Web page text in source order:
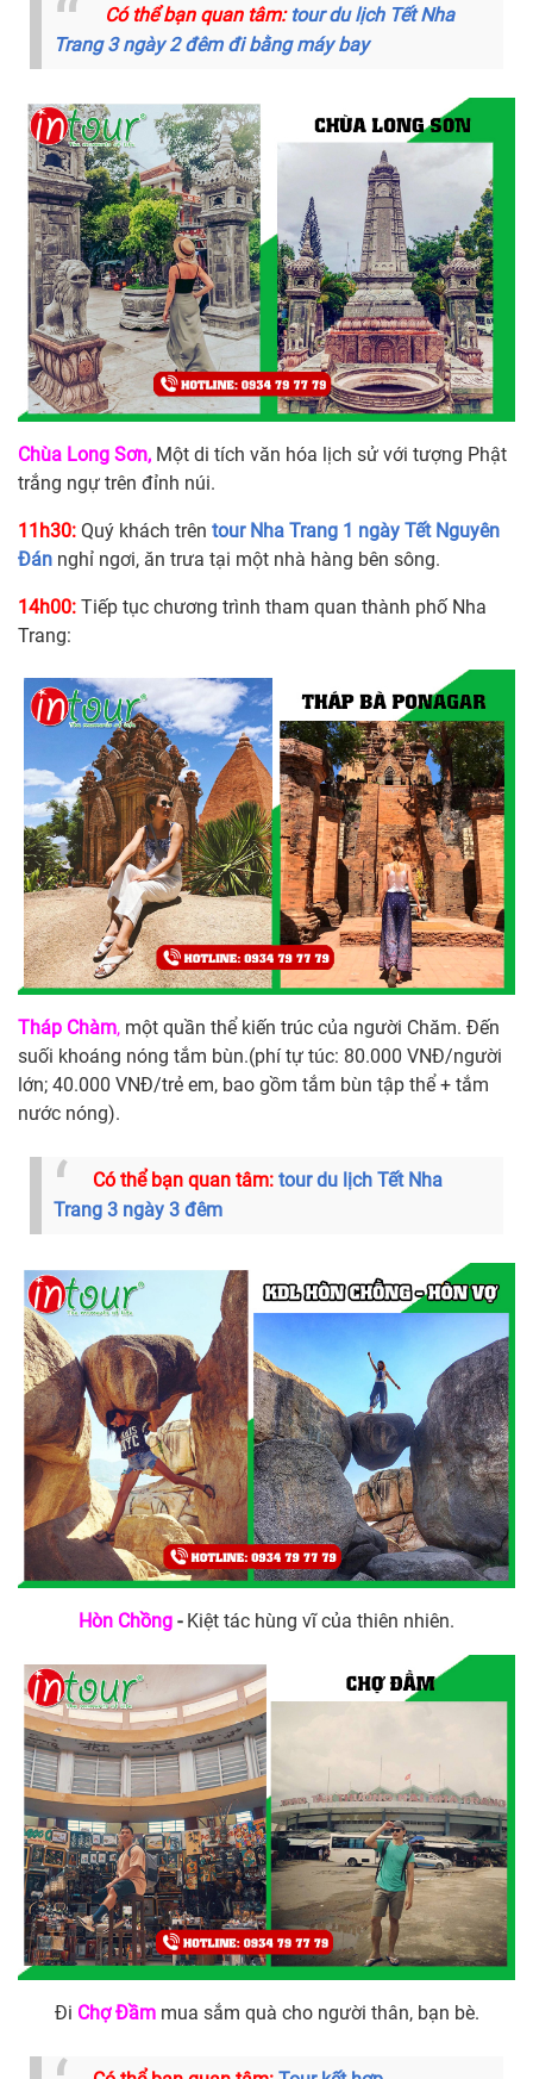
Có thể bạn quan tâm: tour du lịch Tết Nha
Trang 3 ngày 2 đêm đi bằng máy bay
Chùa Long Sơn, Một di tích văn hóa lịch sử với tượng Phật
trắng ngự trên đỉnh núi.
11h30: Quý khách trên tour Nha Trang 1 ngày Tết Nguyên
Đán nghỉ ngơi, ăn trưa tại một nhà hàng bên sông.
14h00: Tiếp tục chương trình tham quan thành phố Nha
Trang:
Tháp Chàm, một quần thể kiến trúc của người Chăm. Đến
suối khoáng nóng tắm bùn.(phí tự túc: 80.000 VNĐ/người
lớn; 40.000 VNĐ/trẻ em, bao gồm tắm bùn tập thể + tắm
nước nóng).
Có thể bạn quan tâm: tour du lịch Tết Nha
Trang 3 ngày 3 đêm
Hòn Chồng -Kiệt tác hùng vĩ của thiên nhiên.
Đi Chợ Đầmmua sắm quà cho người thân, bạn bè.